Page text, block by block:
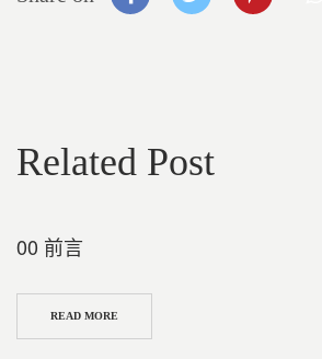
Related Post
00 前言
READ MORE